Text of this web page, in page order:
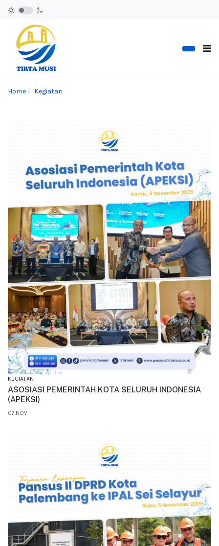
Home Kegiatan
KEGIATAN
ASOSIASI PEMERINTAH KOTA SELURUH INDONESIA
(APEKSI)
07.NOV